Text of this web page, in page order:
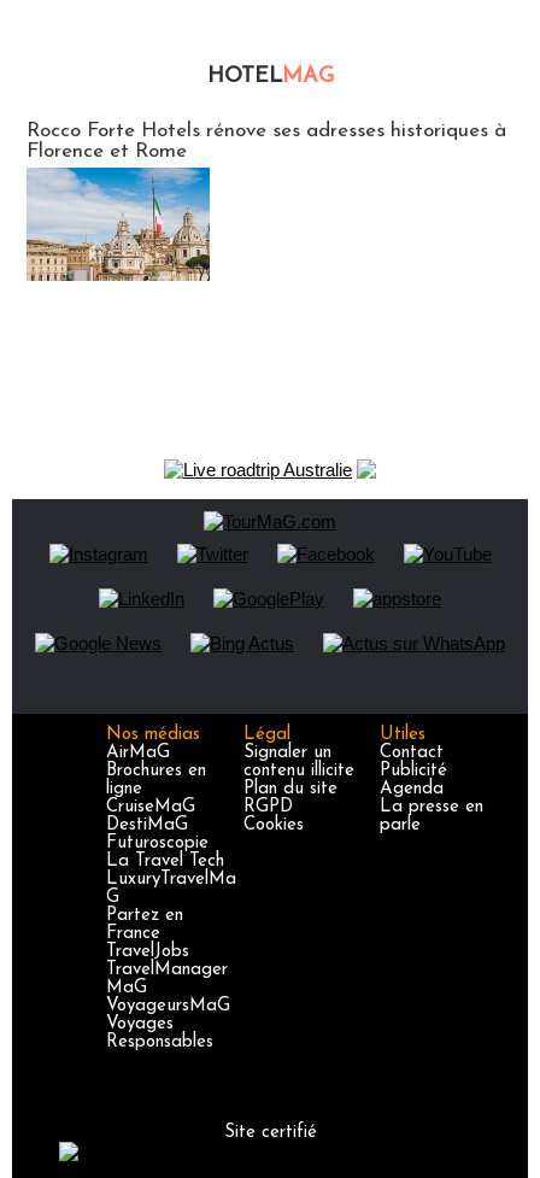
HOTELMAG
Rocco Forte Hotels rénove ses adresses historiques à
Florence et Rome
Nos médias
AirMaG
Brochures en
ligne
CruiseMaG
DestiMaG
Futuroscopie
La Travel Tech
LuxuryTravelMa
G
Partez en
France
TravelJobs
TravelManager
MaG
VoyageursMaG
Voyages
Responsables
Légal
Signaler un
contenu illicite
Plan du site
RGPD
Cookies
Utiles
Contact
Publicité
Agenda
La presse en
parle
Site certifié